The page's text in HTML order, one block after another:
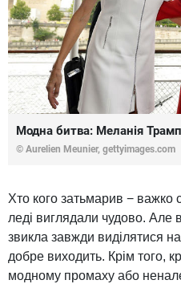
Модна битва: Меланія
© Aurelien Meunier, gettyimages.com
Хто кого затьмарив − важко
леді виглядали чудово. Але
звикла завжди виділятися на
добре виходить. Крім того,
модному промаху або